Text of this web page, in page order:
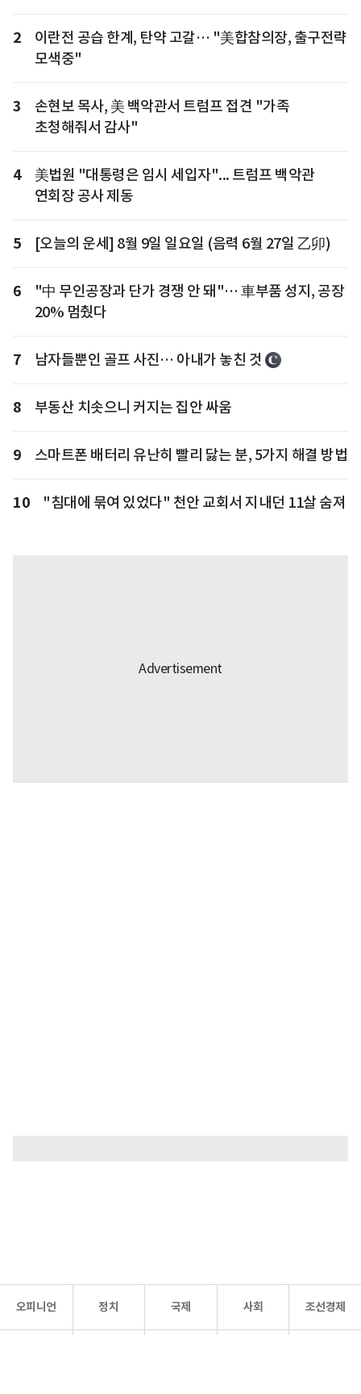
2
이란전 공습 한계, 탄약 고갈… "美합참의장, 출구전략
모색중"
3
손현보 목사, 美 백악관서 트럼프 접견 "가족
초청해줘서 감사"
4
美법원 "대통령은 임시 세입자"... 트럼프 백악관
연회장 공사 제동
5 [오늘의 운세] 8월 9일 일요일 (음력 6월 27일 乙卯)
6
"中 무인공장과 단가 경쟁 안 돼"… 車부품 성지, 공장
20% 멈췄다
7 남자들뿐인 골프 사진… 아내가 놓친 것
8 부동산 치솟으니 커지는 집안 싸움
9 스마트폰 배터리 유난히 빨리 닳는 분, 5가지 해결 방법
10 "침대에 묶여 있었다" 천안 교회서 지내던 11살 숨져
오피니언 정치 국제 사회 조선경제